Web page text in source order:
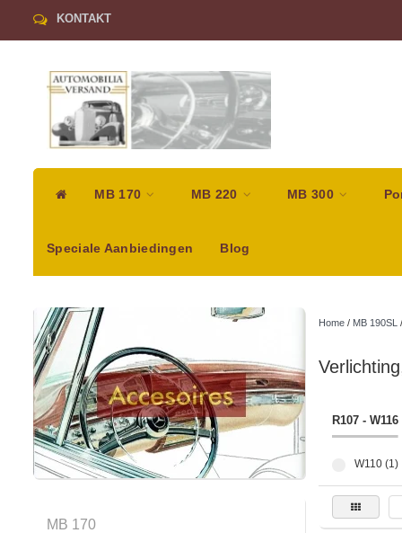
KONTAKT
MB 170 MB 220 MB 300
Speciale Aanbiedingen Blog
MB 170
Home/ MB 190SL
R107 - W116
W110 (1)